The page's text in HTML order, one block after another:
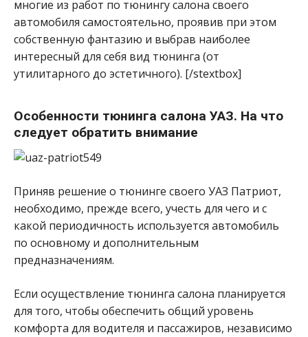
многие из работ по тюнингу салона своего
автомобиля самостоятельно, проявив при этом
собственную фантазию и выбрав наиболее
интересный для себя вид тюнинга (от
утилитарного до эстетичного). [/stextbox]
Особенности тюнинга салона УАЗ. На что
следует обратить внимание
Приняв решение о тюнинге своего УАЗ Патриот,
необходимо, прежде всего, учесть для чего и с
какой периодичность используется автомобиль
по основному и дополнительным
предназначениям.
Если осуществление тюнинга салона планируется
для того, чтобы обеспечить общий уровень
комфорта для водителя и пассажиров, независимо